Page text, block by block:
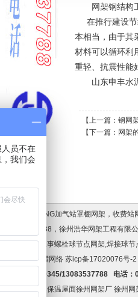
网架钢结构
在推行建设节
本相当，由于其
材料可以循环利
重轻、抗震性能
山东申丰水
【上一篇： 钢网
【下一篇： 网架
加油站罩棚，LNG加气站罩棚网架，收费
话:13083537788，徐州浩华网架工程有限
浩华网架专业从事螺栓球节点网架,焊接球
支持:徐州纵横网络 苏icp备17020076号-2
手机:13952209345/13083537788 电话
情链接：网架保温屋面徐州网架厂 徐州网
员不在
我们会